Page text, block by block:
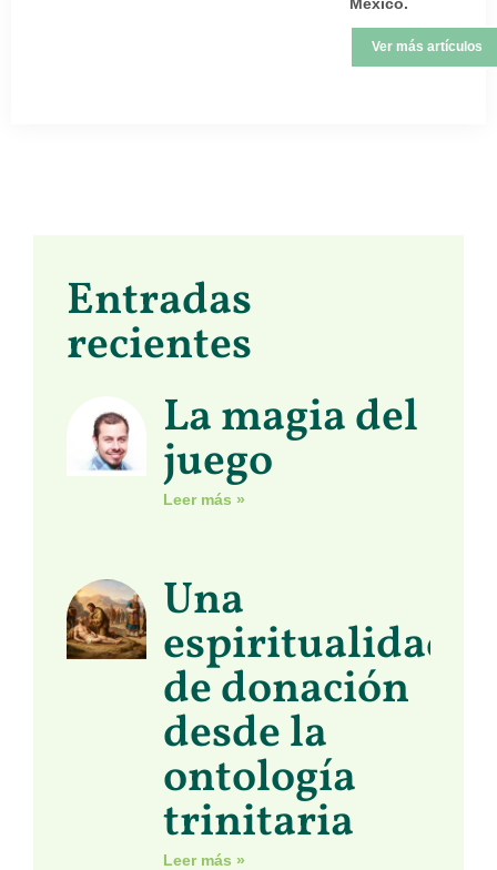
Ver más artículos
Entradas
recientes
La magia del
juego
Leer más »
Una
espiritualidad
de donación
desde la
ontología
trinitaria
Leer más »